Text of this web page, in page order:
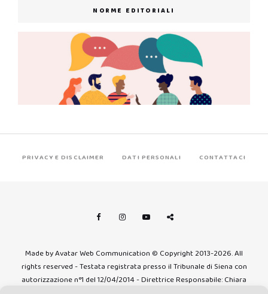
NORME EDITORIALI
PRIVACY E DISCLAIMER DATI PERSONALI CONTATTACI
Made by Avatar Web Communication © Copyright 2013-2026. All
rights reserved - Testata registrata presso il Tribunale di Siena con
autorizzazione n°1 del 12/04/2014 - Direttrice Responsabile: Chiara